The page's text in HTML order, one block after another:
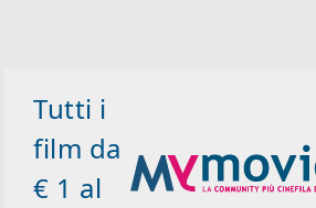
Tutti i
film da
€ 1 al